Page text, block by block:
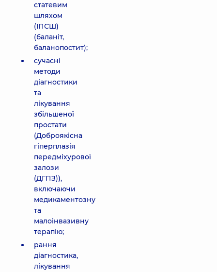
статевим
шляхом
(ІПСШ)
(баланіт,
баланопостит);
сучасні
методи
діагностики
та
лікування
збільшеної
простати
(Доброякісна
гіперплазія
передміхурової
залози
(ДГПЗ)),
включаючи
медикаментозну
та
малоінвазивну
терапію;
рання
діагностика,
лікування